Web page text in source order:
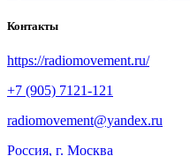
Контакты
https://radiomovement.ru/
+7 (905) 7121-121
radiomovement@yandex.ru
Россия, г. Москва